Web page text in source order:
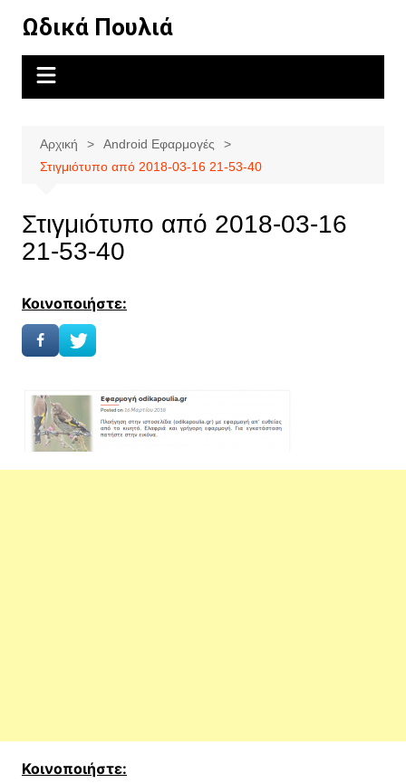
περιεχόμενο
Ωδικά Πουλιά
Αρχική
Android Εφαρμογές
Στιγμιότυπο από 2018-03-16 21-53-40
Στιγμιότυπο από 2018-03-16
21-53-40
Κοινοποιήστε:
Κοινοποιήστε: